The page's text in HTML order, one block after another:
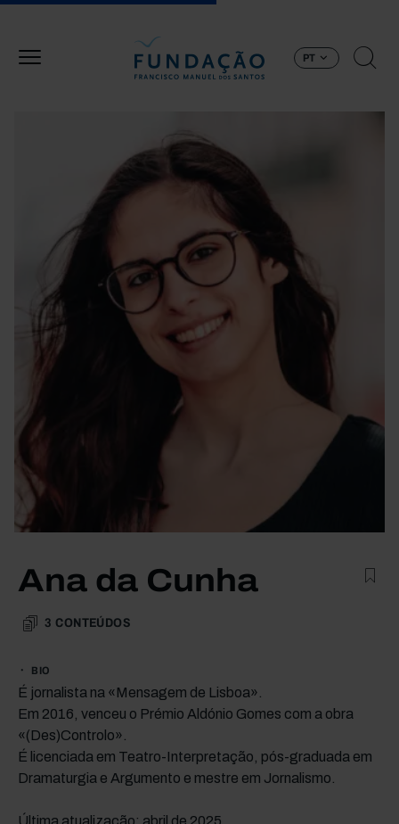
PT
Ana da Cunha
3 CONTEÚDOS
BIO
É jornalista na «Mensagem de Lisboa».
Em 2016, venceu o Prémio Aldónio Gomes com a obra
«(Des)Controlo».
É licenciada em Teatro-Interpretação, pós-graduada em
Dramaturgia e Argumento e mestre em Jornalismo.
Última atualização: abril de 2025